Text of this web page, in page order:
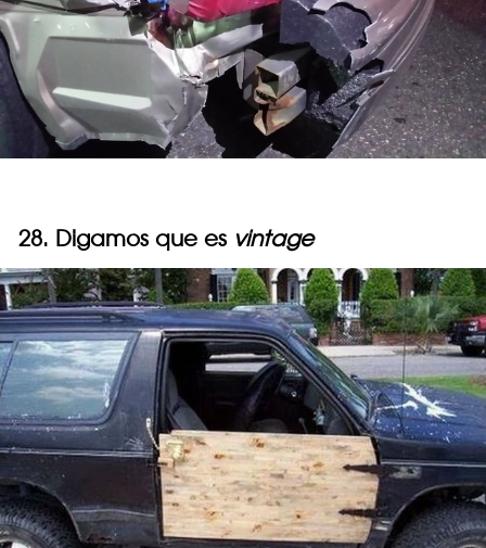
28. Digamos que es vintage